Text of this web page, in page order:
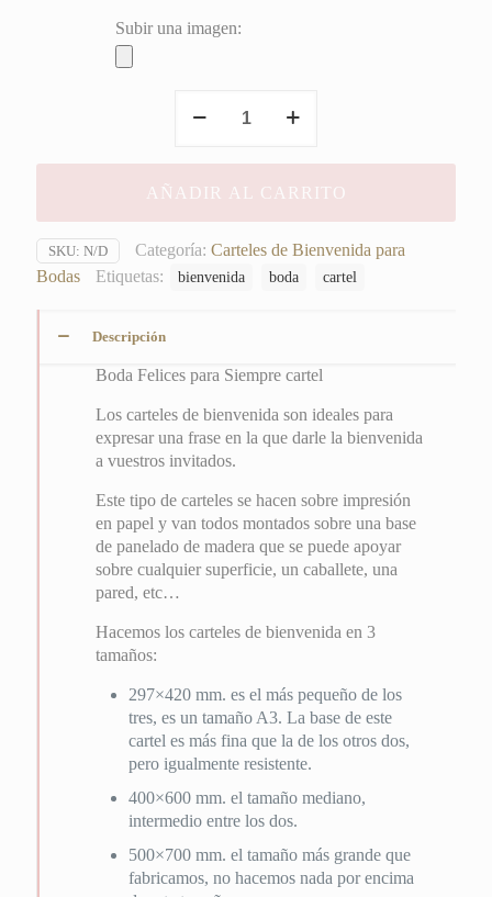
Subir una imagen:
Felices
Siempre
cartel
AÑADIR AL CARRITO
SKU: N/D Categoría: Carteles de Bienvenida para
Bodas
Etiquetas: bienvenida boda cartel
Descripción
Boda Felices para Siempre cartel
Los carteles de bienvenida son ideales para
expresar una frase en la que darle la bienvenida
a vuestros invitados.
Este tipo de carteles se hacen sobre impresión
en papel y van todos montados sobre una base
de panelado de madera que se puede apoyar
sobre cualquier superficie, un caballete, una
pared, etc…
Hacemos los carteles de bienvenida en 3
tamaños:
297×420 mm. es el más pequeño de los
tres, es un tamaño A3. La base de este
cartel es más fina que la de los otros dos,
pero igualmente resistente.
400×600 mm. el tamaño mediano,
intermedio entre los dos.
500×700 mm. el tamaño más grande que
fabricamos, no hacemos nada por encima